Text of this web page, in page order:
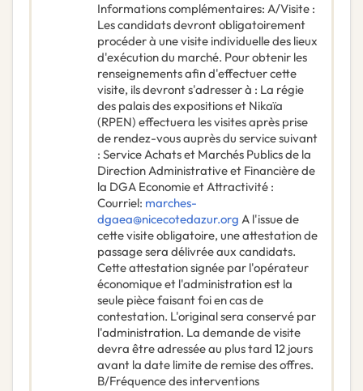
Informations complémentaires: A/Visite :
Les candidats devront obligatoirement
procéder à une visite individuelle des lieux
d'exécution du marché. Pour obtenir les
renseignements afin d'effectuer cette
visite, ils devront s'adresser à : La régie
des palais des expositions et Nikaïa
(RPEN) effectuera les visites après prise
de rendez-vous auprès du service suivant
: Service Achats et Marchés Publics de la
Direction Administrative et Financière de
la DGA Economie et Attractivité :
Courriel: marches-
dgaea@nicecotedazur.org A l'issue de
cette visite obligatoire, une attestation de
passage sera délivrée aux candidats.
Cette attestation signée par l'opérateur
économique et l'administration est la
seule pièce faisant foi en cas de
contestation. L'original sera conservé par
l'administration. La demande de visite
devra être adressée au plus tard 12 jours
avant la date limite de remise des offres.
B/Fréquence des interventions